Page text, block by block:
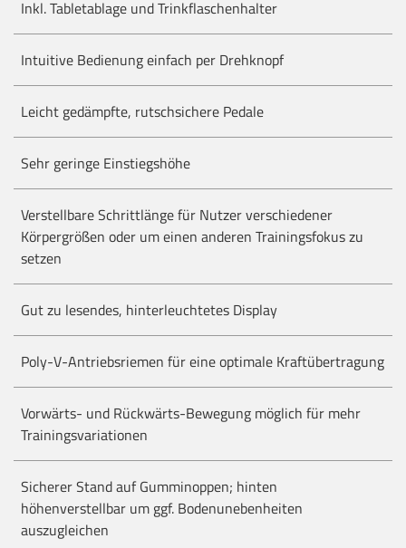
Inkl. Tabletablage und Trinkflaschenhalter
Intuitive Bedienung einfach per Drehknopf
Leicht gedämpfte, rutschsichere Pedale
Sehr geringe Einstiegshöhe
Verstellbare Schrittlänge für Nutzer verschiedener
Körpergrößen oder um einen anderen Trainingsfokus zu
setzen
Gut zu lesendes, hinterleuchtetes Display
Poly-V-Antriebsriemen für eine optimale Kraftübertragung
Vorwärts- und Rückwärts-Bewegung möglich für mehr
Trainingsvariationen
Sicherer Stand auf Gumminoppen; hinten
höhenverstellbar um ggf. Bodenunebenheiten
auszugleichen